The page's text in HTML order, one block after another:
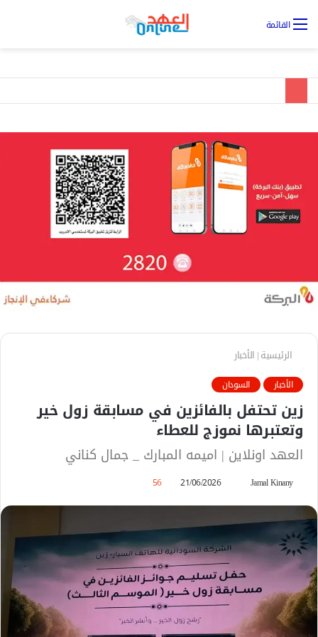
القائمة
الرئيسية| الأخبار
الأخبار السودان
زين تحتفل بالفائزين في مسابقة زول خير
وتعتبرها نموزج للعطاء
العهد اونلاين | اميمه المبارك _ جمال كناني
Jamal Kinany
ب
ر
21/06/2026
56